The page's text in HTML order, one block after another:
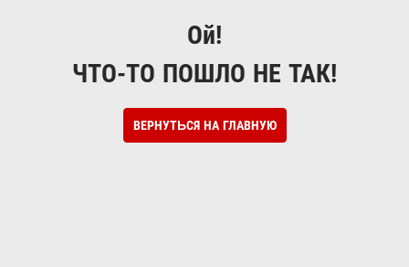
Ой!
ЧТО-ТО ПОШЛО НЕ ТАК!
ВЕРНУТЬСЯ НА ГЛАВНУЮ